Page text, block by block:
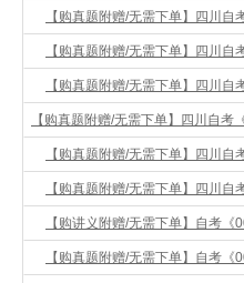
【购真题附赠/无需下单】四川
【购真题附赠/无需下单】四川
【购真题附赠/无需下单】四川
【购真题附赠/无需下单】四川自
【购真题附赠/无需下单】四川
【购真题附赠/无需下单】四川
【购讲义附赠/无需下单】自考
【购真题附赠/无需下单】自考